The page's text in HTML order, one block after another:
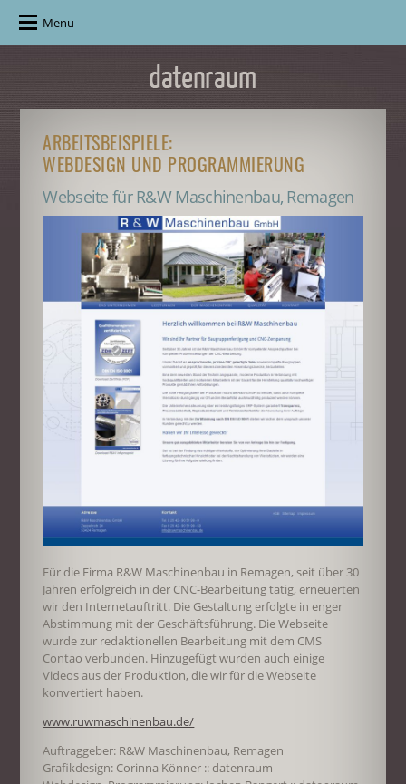
Menu
ARBEITSBEISPIELE:
WEBDESIGN UND PROGRAMMIERUNG
Webseite für R&W Maschinenbau, Remagen
Für die Firma R&W Maschinenbau in Remagen, seit über 30
Jahren erfolgreich in der CNC-Bearbeitung tätig, erneuerten
wir den Internetauftritt. Die Gestaltung erfolgte in enger
Abstimmung mit der Geschäftsführung. Die Webseite
wurde zur redaktionellen Bearbeitung mit dem CMS
Contao verbunden. Hinzugefügt wurden auch einige
Videos aus der Produktion, die wir für die Webseite
konvertiert haben.
www.ruwmaschinenbau.de/
Auftraggeber: R&W Maschinenbau, Remagen
Grafikdesign: Corinna Könner :: datenraum